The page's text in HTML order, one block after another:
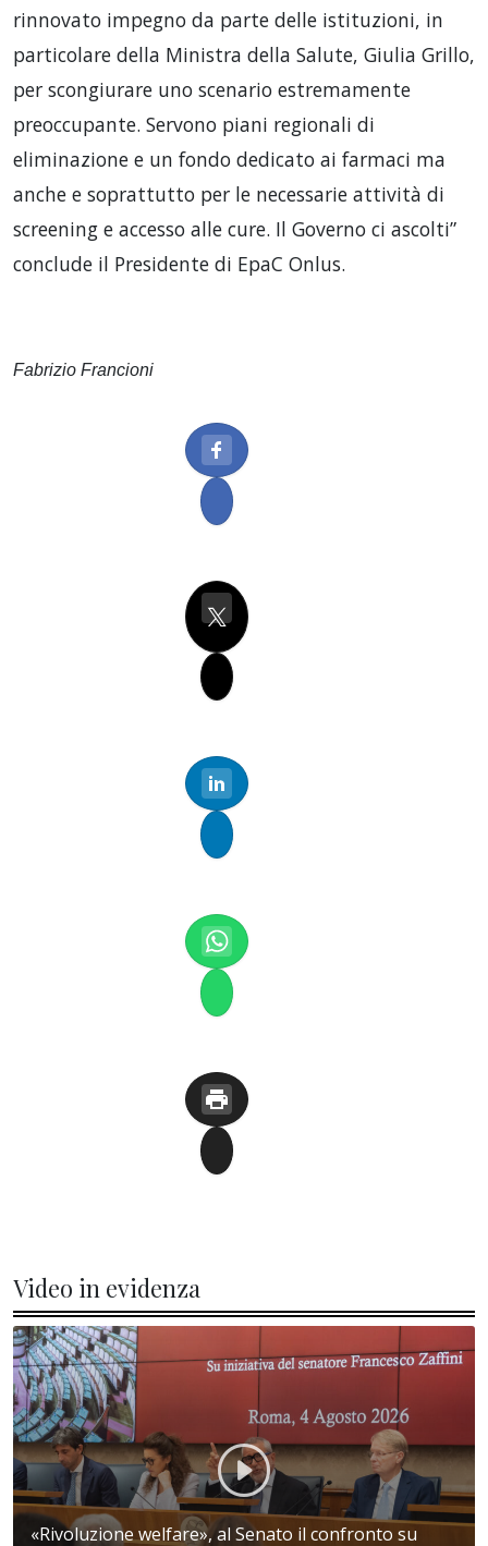
rinnovato impegno da parte delle istituzioni, in
particolare della Ministra della Salute, Giulia Grillo,
per scongiurare uno scenario estremamente
preoccupante. Servono piani regionali di
eliminazione e un fondo dedicato ai farmaci ma
anche e soprattutto per le necessarie attività di
screening e accesso alle cure. Il Governo ci ascolti”
conclude il Presidente di EpaC Onlus.
Fabrizio Francioni
Video in evidenza
«Rivoluzione welfare», al Senato il confronto su